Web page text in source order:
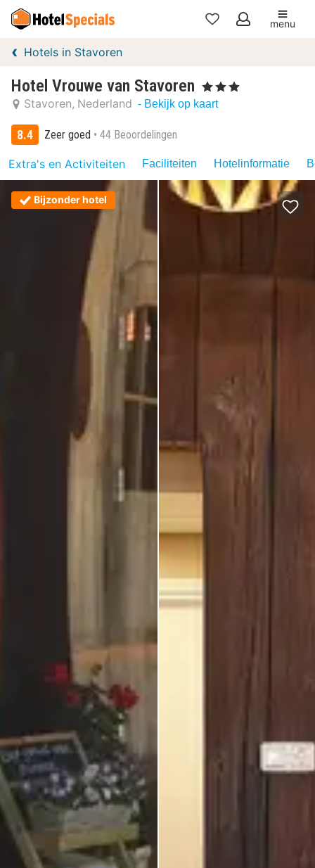
Mijn
menu
Hotels in Stavoren
Hotel Vrouwe van Stavoren , 3 Sterren
Stavoren Nederland - Bekijk op kaart
8.4 Zeer goed 44 Beoordelingen
Extra's en Activiteiten Faciliteiten Hotelinformatie
Bijzonder hotel